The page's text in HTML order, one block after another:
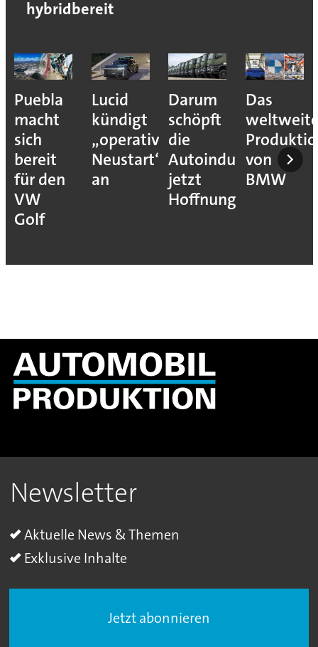
hybridbereit
Puebla
macht
sich
bereit
für den
VW
Golf
Lucid
kündigt
„operativen
Neustart“
an
Darum
schöpft
die
Autoindustrie
jetzt
Hoffnung
Das
von
BMW
Newsletter
Aktuelle News & Themen
Exklusive Inhalte
Jetzt abonnieren